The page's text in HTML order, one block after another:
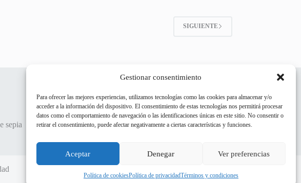
Gestionar consentimiento
Para ofrecer las mejores experiencias, utilizamos tecnologías como las cookies para almacenar y/o
acceder a la información del dispositivo. El consentimiento de estas tecnologías nos permitirá procesar
datos como el comportamiento de navegación o las identificaciones únicas en este sitio. No consentir o
retirar el consentimiento, puede afectar negativamente a ciertas características y funciones.
Aceptar Denegar Ver preferencias
Política de cookiesPolítica de privacidadTérminos y condiciones
SIGUIENTE
sepia
Rosquilletas con semillas y
especias